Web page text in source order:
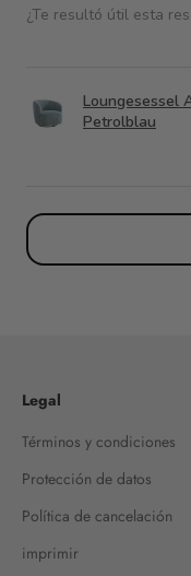
¿Te resultó útil esta
Loungesessel
Petrolblau
Legal
Términos y condiciones
Protección de datos
Política de cancelación
imprimir